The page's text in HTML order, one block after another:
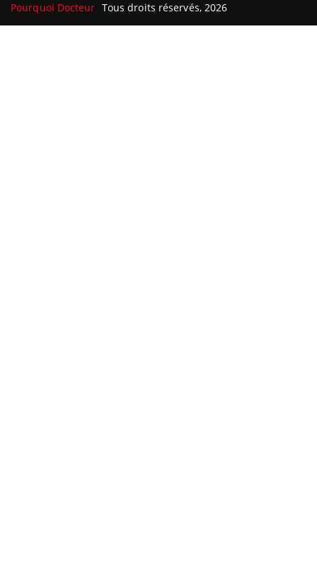
Pourquoi Docteur Tous droits réservés, 2026